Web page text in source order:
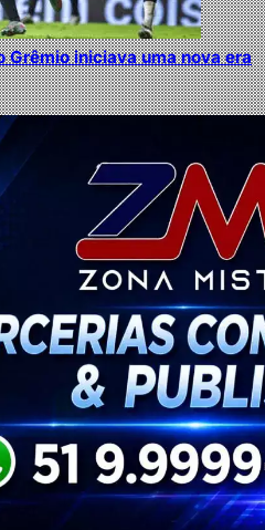
Grêmio iniciava uma nova era